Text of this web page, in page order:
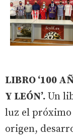
LIBRO ‘100
Y LEÓN’. Un
luz el próximo
origen,